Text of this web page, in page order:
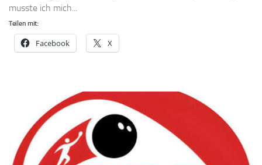
musste ich mich...
Teilen mit:
Facebook X